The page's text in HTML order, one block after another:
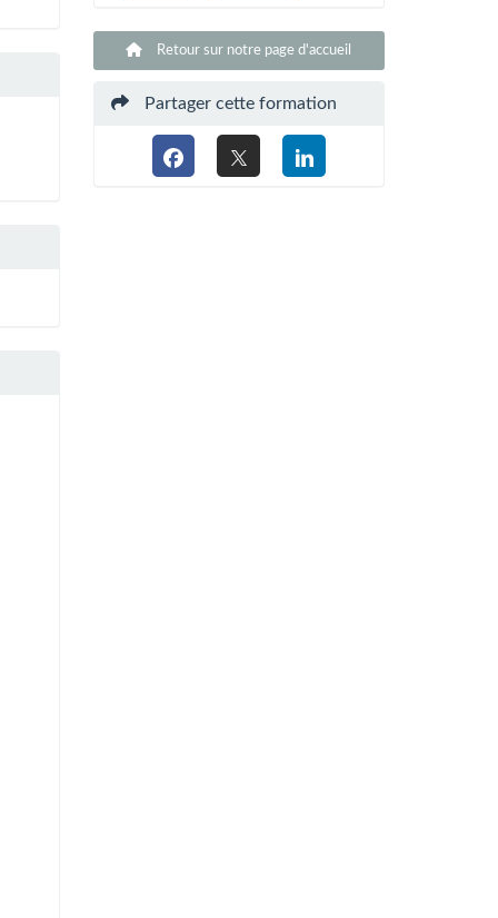
Retour sur notre page d'accueil
Partager cette formation